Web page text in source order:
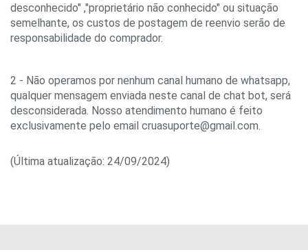
desconhecido" ,"proprietário não conhecido" ou situação
semelhante, os custos de postagem de reenvio serão de
responsabilidade do comprador.
2 - Não operamos por nenhum canal humano de whatsapp,
qualquer mensagem enviada neste canal de chat bot, será
desconsiderada. Nosso atendimento humano é feito
exclusivamente pelo email cruasuporte@gmail.com.
(Última atualização: 24/09/2024)